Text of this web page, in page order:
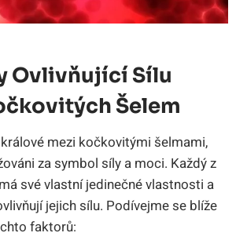
Ovlivňující Sílu
Šelem
mezi kočkovitými šelmami,
za symbol síly a moci. Každý z
své vlastní jedinečné vlastnosti a
jejich sílu. Podívejme se blíže
faktorů: